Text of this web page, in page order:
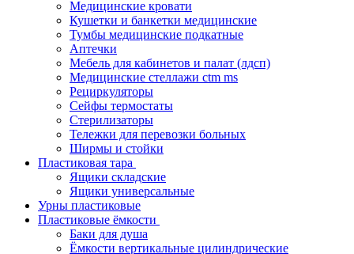
Медицинские кровати
Кушетки и банкетки медицинские
Тумбы медицинские подкатные
Аптечки
Мебель для кабинетов и палат (лдсп)
Медицинские стеллажи ctm ms
Рециркуляторы
Сейфы термостаты
Стерилизаторы
Тележки для перевозки больных
Ширмы и стойки
Пластиковая тара
Ящики складские
Ящики универсальные
Урны пластиковые
Пластиковые ёмкости
Баки для душа
Ёмкости вертикальные цилиндрические